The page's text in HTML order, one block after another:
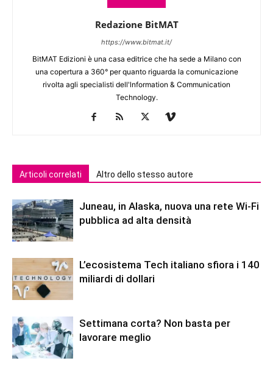
Redazione BitMAT
https://www.bitmat.it/
BitMAT Edizioni è una casa editrice che ha sede a Milano con
una copertura a 360° per quanto riguarda la comunicazione
rivolta agli specialisti dell'lnformation & Communication
Technology.
Articoli correlati Altro dello stesso autore
Juneau, in Alaska, nuova una rete Wi-Fi
pubblica ad alta densità
L’ecosistema Tech italiano sfiora i 140
miliardi di dollari
Settimana corta? Non basta per
lavorare meglio